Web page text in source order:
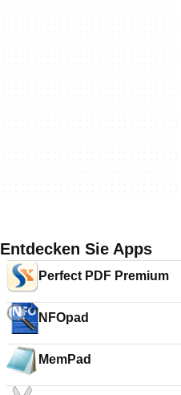
Entdecken Sie Apps
Perfect PDF Premium
NFOpad
MemPad